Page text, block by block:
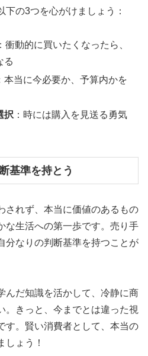
下の3つを心がけましょう：
：衝動的に買いたくなったら、
る
本当に今必要か、予算内かを
択 ：時には購入を見送る勇気
基準を持とう
されず、本当に価値のあるもの
な生活への第一歩です。売り手
分なりの判断基準を持つことが
んだ知識を活かして、冷静に商
。きっと、今までとは違った視
す。賢い消費者として、本当の
しょう！